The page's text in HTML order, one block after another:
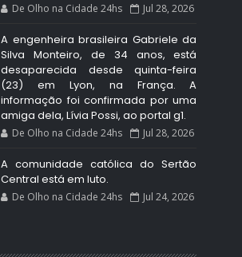
De Olho na Cidade 24hs Jul 28, 2026
A engenheira brasileira Gabriele da
Silva Monteiro, de 34 anos, está
desaparecida desde quinta-feira
(23) em Lyon, na França. A
informação foi confirmada por uma
amiga dela, Lívia Possi, ao portal g1.
De Olho na Cidade 24hs Jul 28, 2026
A comunidade católica do Sertão
Central está em luto.
De Olho na Cidade 24hs Jul 24, 2026